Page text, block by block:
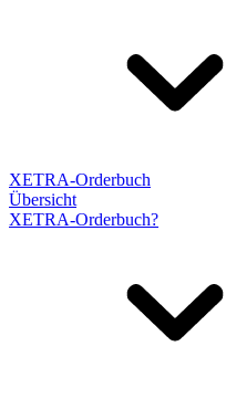
XETRA-Orderbuch
Übersicht
XETRA-Orderbuch?